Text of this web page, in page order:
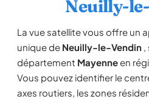
Neuilly-
La vue satellite vous offre un
unique de Neuilly-le-Vendin ,
département Mayenneen
Vous pouvez identifier le
axes routiers, les zones